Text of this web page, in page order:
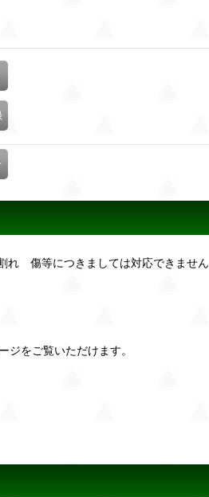
傷等につきましては対応できません
をご覧いただけます。